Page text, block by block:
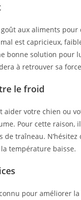
goût aux aliments pour
est capricieux,
bonne solution pour
à retrouver sa
le froid
aider votre chien ou
Pour cette raison,
de traîneau. N’hésitez
température baisse.
pour améliorer